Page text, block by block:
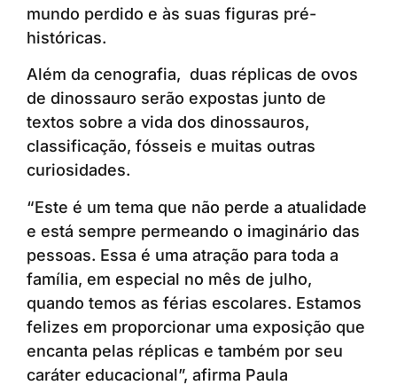
mundo perdido e às suas figuras pré-
históricas.
Além da cenografia, duas réplicas de ovos
de dinossauro serão expostas junto de
textos sobre a vida dos dinossauros,
classificação, fósseis e muitas outras
curiosidades.
“Este é um tema que não perde a atualidade
e está sempre permeando o imaginário das
pessoas. Essa é uma atração para toda a
família, em especial no mês de julho,
quando temos as férias escolares. Estamos
felizes em proporcionar uma exposição que
encanta pelas réplicas e também por seu
caráter educacional”, afirma Paula